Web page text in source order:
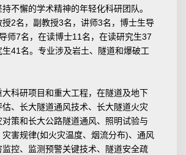
不懈的学术精神的年轻化科研团队。
2名，副教授3名，讲师3名，博士生导
师7名，在读博士11名，在读研究生37
41名。专业涉及岩土、隧道和爆破工
科研项目和重大工程，在隧道及地下
、长大隧道通风技术、长大隧道火灾
策和长大公路隧道通风、照明试验与
害规律(如火灾温度、烟流分布)、通风
控、监测预警关键技术、隧道安全疏